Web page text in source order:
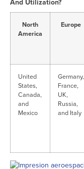
And Utilization?
North
America
Europe
United
States,
Canada,
and
Mexico
Germany,
France,
UK,
Russia,
and Italy